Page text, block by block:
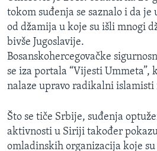
tokom suđenja se saznalo i da je
od džamija u koje su išli mnogi
bivše Jugoslavije.
Bosanskohercegovačke
se iza portala “Vijesti Ummeta”,
nalaze upravo radikalni islamisti
Što se tiče Srbije, suđenja
aktivnosti u Siriji također
omladinskih organizacija koje